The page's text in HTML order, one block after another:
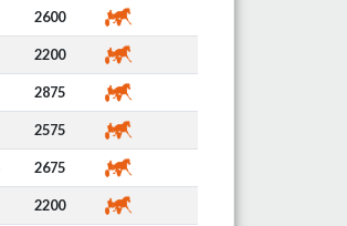
2600
2200
2875
2575
2675
2200